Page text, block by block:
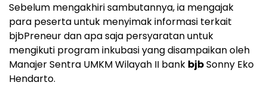
Sebelum mengakhiri sambutannya, ia mengajak
para peserta untuk menyimak informasi terkait
bjbPreneur dan apa saja persyaratan untuk
mengikuti program inkubasi yang disampaikan oleh
Manajer Sentra UMKM Wilayah II bank bjbSonny Eko
Hendarto.